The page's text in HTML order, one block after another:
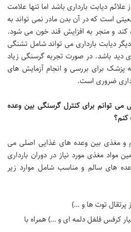
دیابت بارداری باشد اما تنها علامت
است که در آن بدن مادر نمی تواند به
کند و منجر به افزایش قند خون می شود.
دیابت بارداری می تواند شامل تشنگی
دید باشد. در صورت تجربه گرسنگی زیاد
پزشک برای بررسی و انجام آزمایش های
ضروری است.
می توانم برای کنترل گرسنگی بین وعده
کنم؟
و مغذی بین وعده های غذایی اصلی می
مواد مغذی مورد نیاز در دوران بارداری
های سالم و مناسب شامل موارد زیر
پرتقال توت ها و …)
کرفس فلفل دلمه ای و …) همراه با